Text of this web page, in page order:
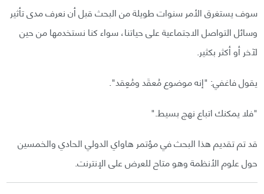
سوف يستغرق الأمر سنوات طويلة من البحث قبل أن نعرف مدى تأثير
وسائل التواصل الاجتماعية على حياتنا، سواء كنا نستخدمها من حين
لآخر أو أكثر بكثير.
يقول فاغفي: "إنه موضوع مُعقَد ومُعِقد".
"فلا يمكنك اتباع نهج بسيط."
قد تم تقديم هذا البحث في مؤتمر هاواي الدولي الحادي والخمسين
حول علوم الأنظمة وهو متاح للعرض على الإنترنت.